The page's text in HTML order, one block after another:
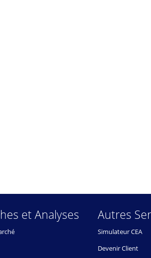
et Analyses Autres
Simulateur CEA
Devenir Client